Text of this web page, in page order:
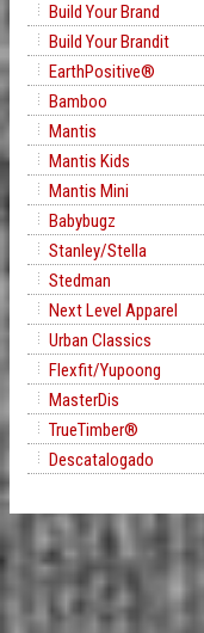
Build Your Brand
Build Your Brandit
EarthPositive®
Bamboo
Mantis
Mantis Kids
Mantis Mini
Babybugz
Stanley/Stella
Stedman
Next Level Apparel
Urban Classics
Flexfit/Yupoong
MasterDis
TrueTimber®
Descatalogado